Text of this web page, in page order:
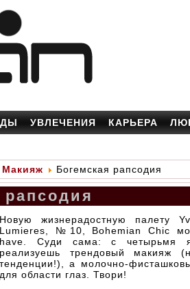
УВЛЕЧЕНИЯ КАРЬЕРА
Макияж Богемская рапсодия
рапсодия
Новую жизнерадостную палету
Lumieres, №10, Bohemian Chic
have. Суди сама: с четырьмя
реализуешь трендовый макияж
тенденции!), а молочно-
для области глаз. Твори!